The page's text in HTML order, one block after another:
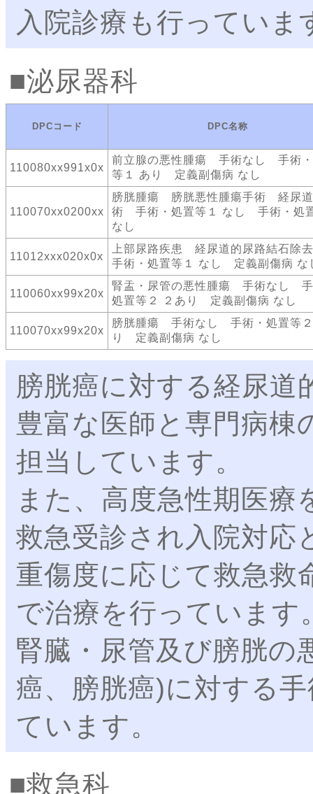
入院診療も行っていま
泌尿器科
DPCコード DPC名称
110080xx991x0x
前立腺の悪性腫瘍 手術なし 手術
等１ あり 定義副傷病 なし
110070xx0200xx
膀胱腫瘍 膀胱悪性腫瘍手術 経尿
術 手術・処置等１ なし 手術・処
なし
11012xxx020x0x
上部尿路疾患 経尿道的尿路結石
手術・処置等１ なし 定義副傷病 な
110060xx99x20x
腎盂・尿管の悪性腫瘍 手術なし
処置等２ ２あり 定義副傷病 なし
110070xx99x20x
膀胱腫瘍 手術なし 手術・処置等
り 定義副傷病 なし
膀胱癌に対する経尿道
豊富な医師と専門病棟
担当しています。
また、高度急性期医
救急受診され入院対応
重傷度に応じて救急救
で治療を行っています
腎臓・尿管及び膀胱の
癌、膀胱癌)に対する
ています。
救急科